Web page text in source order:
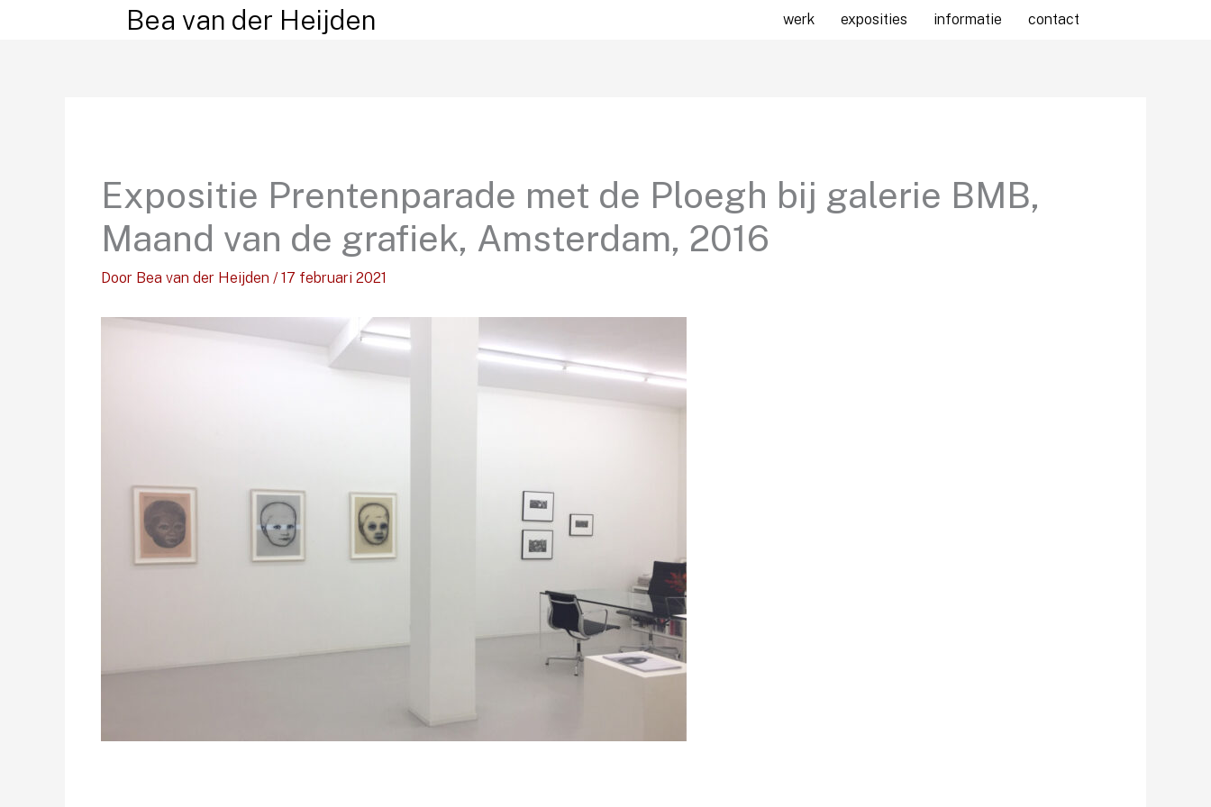
Bea van der Heijden werk exposities informatie contact
Expositie Prentenparade met de Ploegh bij galerie BMB,
Maand van de grafiek, Amsterdam, 2016
Door Bea van der Heijden / 17 februari 2021